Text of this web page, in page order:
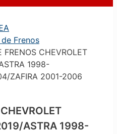
Frenos
FRENOS CHEVROLET
1998-
ZAFIRA 2001-2006
ASTRA 1998-